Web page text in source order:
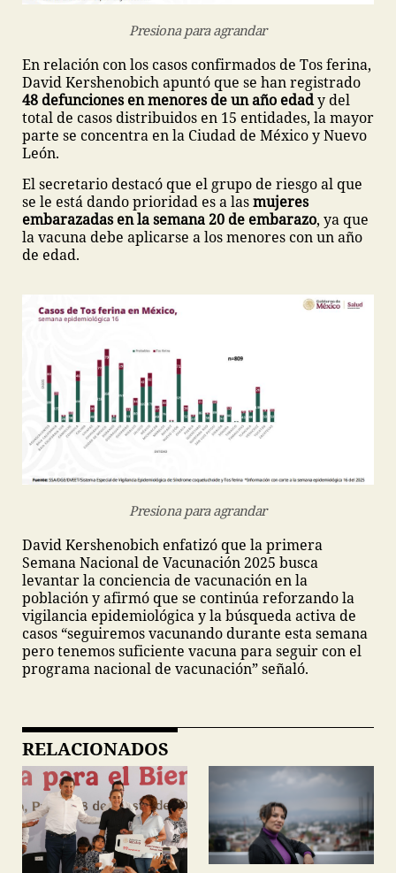
Presiona para agrandar
En relación con los casos confirmados de Tos ferina,
David Kershenobich apuntó que se han registrado
48 defunciones en menores de un año edady del
total de casos distribuidos en 15 entidades, la mayor
parte se concentra en la Ciudad de México y Nuevo
León.
El secretario destacó que el grupo de riesgo al que
se le está dando prioridad es a lasmujeres
embarazadas en la semana 20 de embarazo, ya que
la vacuna debe aplicarse a los menores con un año
de edad.
Presiona para agrandar
David Kershenobich enfatizó que la primera
Semana Nacional de Vacunación 2025 busca
levantar la conciencia de vacunación en la
población y afirmó que se continúa reforzando la
vigilancia epidemiológica y la búsqueda activa de
casos “seguiremos vacunando durante esta semana
pero tenemos suficiente vacuna para seguir con el
programa nacional de vacunación” señaló.
RELACIONADOS